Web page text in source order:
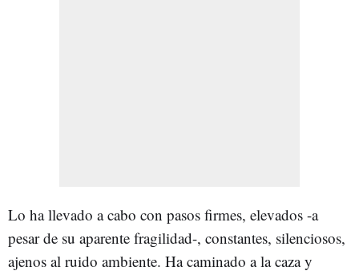
Lo ha llevado a cabo con pasos firmes, elevados -a
pesar de su aparente fragilidad-, constantes, silenciosos,
ajenos al ruido ambiente. Ha caminado a la caza y